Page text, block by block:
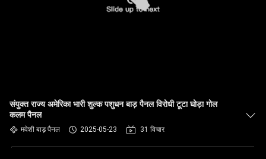
संयुक्त राज्य अमेरिका भारी शुल्क पशुधन बाड़ पैनल विरोधी टूटा घोड़ा गोल
कलम पैनल
मवेशी बाड़ पैनल 2025-05-23 31 विचार